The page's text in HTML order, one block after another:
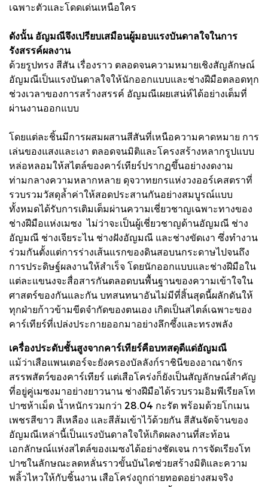
เฉพาะตัวและโดดเด่นเหนือใคร
ดังนั้น อัญมณีจึงเปรียบเสมือนผู้มอบแรงบันดาลใจในการ
รังสรรค์ผลงาน
ด้วยรูปทรง สีสัน เรื่องราว ตลอดจนความหมายเชิงสัญลักษณ์
อัญมณีเป็นแรงบันดาลใจให้นักออกแบบและช่างฝีมือตลอดทุก
ช่วงเวลาของการสร้างสรรค์ อัญมณีเผยเสน่ห์ได้อย่างเต็มที่
ผ่านงานออกแบบ
โดยแต่ละชิ้นมีการผสมผสานสีสันที่เหนือความคาดหมาย การ
เล่นของแสงและเงา ตลอดจนมิติและโครงสร้างหลากรูปแบบ
หล่อหลอมให้สไตล์ของคาร์เทียร์ปรากฏขึ้นอย่างงดงาม
ท่ามกลางความหลากหลาย ดุจวาทยกรแห่งวงออร์เคสตราที่
รวบรวมวัสดุล้ำค่าให้สอดประสานกันอย่างสมบูรณ์แบบ
ทั้งหมดได้รับการเติมเต็มผ่านความเชี่ยวชาญเฉพาะทางของ
ช่างฝีมือแห่งเมซง ไม่ว่าจะเป็นผู้เชี่ยวชาญด้านอัญมณี ช่าง
อัญมณี ช่างเจียระไน ช่างฝังอัญมณี และช่างขัดเงา ซึ่งทำงาน
ร่วมกันตั้งแต่การร่างเส้นแรกของดินสอบนกระดาษไปจนถึง
การประดิษฐ์ผลงานให้สำเร็จ โดยนักออกแบบและช่างฝีมือใน
แต่ละแขนงจะสื่อสารกันตลอดบนพื้นฐานของความเข้าใจใน
ศาสตร์ของกันและกัน บทสนทนาอันไม่มีที่สิ้นสุดนี้ผลักดันให้
ทุกฝ่ายก้าวข้ามขีดจำกัดของตนเอง เกิดเป็นสไตล์เฉพาะของ
คาร์เทียร์ที่เปล่งประกายออกมาอย่างลึกซึ้งและทรงพลัง
เครื่องประดับชั้นสูงจากคาร์เทียร์คือบทสดุดีแด่อัญมณี
แม้ว่าเสือแพนเตอร์จะยังครองบัลลังก์ราชินีของอาณาจักร
สรรพสัตว์ของคาร์เทียร์ แต่เสือโคร่งก็ยังเป็นสัญลักษณ์สำคัญ
ที่อยู่คู่เมซงมาอย่างยาวนาน ช่างฝีมือได้รวบรวมอิมพีเรียลโท
ปาซห้าเม็ด น้ำหนักรวมกว่า 28.04 กะรัต พร้อมด้วยโกเมน
เพชรสีขาว สีเหลือง และสีส้มเข้าไว้ด้วยกัน สีสันจัดจ้านของ
อัญมณีเหล่านี้เป็นแรงบันดาลใจให้เกิดผลงานที่สะท้อน
เอกลักษณ์แห่งสไตล์ของเมซงได้อย่างชัดเจน การจัดเรียงโท
ปาซในลักษณะลดหลั่นราวขั้นบันไดช่วยสร้างมิติและความ
พลิ้วไหวให้กับชิ้นงาน เสือโคร่งถูกถ่ายทอดอย่างสมจริง